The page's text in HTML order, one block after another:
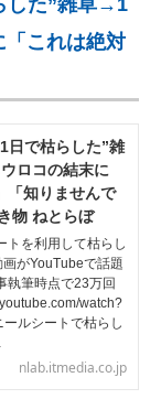
した”雑草→1
これは絶対
日で枯らした”雑
コの結末に
「知りませんで
物 ねとらぼ
を利用して枯らし
画がYouTubeで話題
執筆時点で23万回
watch?
ルシートで枯らし
nlab.itmedia.co.jp